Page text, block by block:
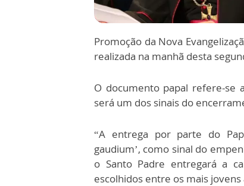
Promoção da Nova
realizada na manhã desta
O documento papal refere-se
será um dos sinais do
“A entrega por parte do
gaudium’, como sinal do
o Santo Padre entregará a
escolhidos entre os mais